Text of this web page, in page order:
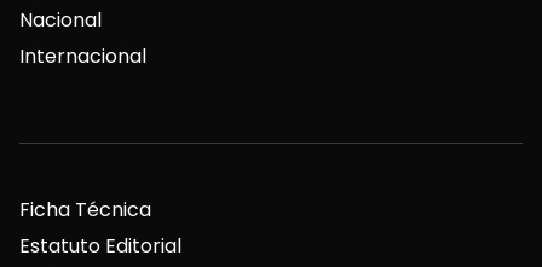
Nacional
Internacional
Ficha Técnica
Estatuto Editorial